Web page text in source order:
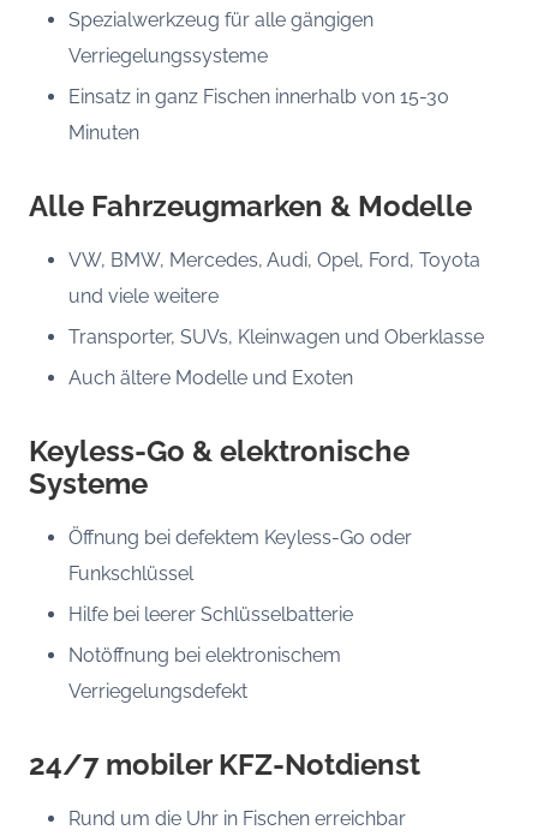
Spezialwerkzeug für alle gängigen
Verriegelungssysteme
Einsatz in ganz Fischen innerhalb von 15-30
Minuten
Alle Fahrzeugmarken & Modelle
VW, BMW, Mercedes, Audi, Opel, Ford, Toyota
und viele weitere
Transporter, SUVs, Kleinwagen und Oberklasse
Auch ältere Modelle und Exoten
Keyless-Go & elektronische
Systeme
Öffnung bei defektem Keyless-Go oder
Funkschlüssel
Hilfe bei leerer Schlüsselbatterie
Notöffnung bei elektronischem
Verriegelungsdefekt
24/7 mobiler KFZ-Notdienst
Rund um die Uhr in Fischen erreichbar